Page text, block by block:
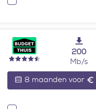
200
Mb/s
8 maanden voor